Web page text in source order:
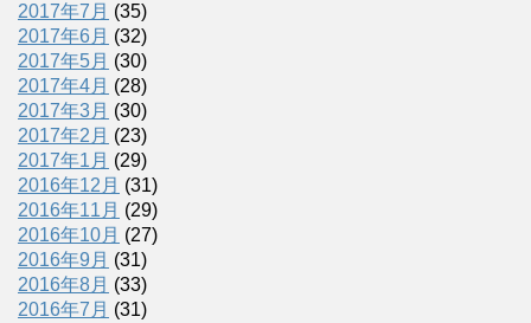
2017年7月 (35)
2017年6月 (32)
2017年5月 (30)
2017年4月 (28)
2017年3月 (30)
2017年2月 (23)
2017年1月 (29)
2016年12月 (31)
2016年11月 (29)
2016年10月 (27)
2016年9月 (31)
2016年8月 (33)
2016年7月 (31)